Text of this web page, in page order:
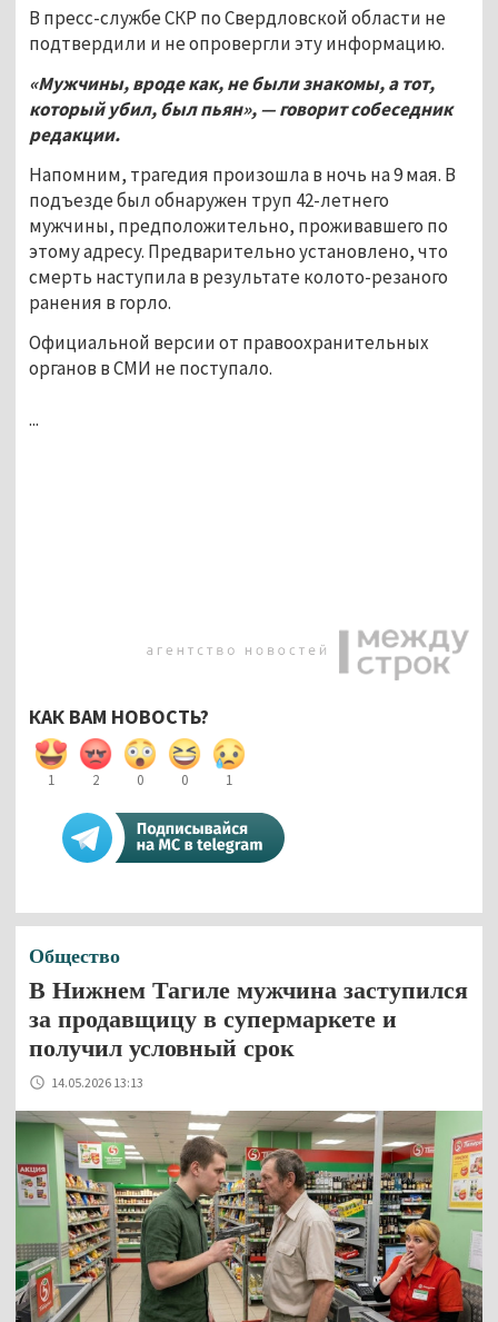
В пресс-службе СКР по Свердловской области не
подтвердили и не опровергли эту информацию.
«Мужчины, вроде как, не были знакомы, а тот,
который убил, был пьян», — говорит собеседник
редакции.
Напомним, трагедия произошла в ночь на 9 мая. В
подъезде был обнаружен труп 42-летнего
мужчины, предположительно, проживавшего по
этому адресу. Предварительно установлено, что
смерть наступила в результате колото-резаного
ранения в горло.
Официальной версии от правоохранительных
органов в СМИ не поступало.
...
КАК ВАМ НОВОСТЬ?
1 2 0 0 1
Общество
В Нижнем Тагиле мужчина заступился
за продавщицу в супермаркете и
получил условный срок
14.05.2026 13:13